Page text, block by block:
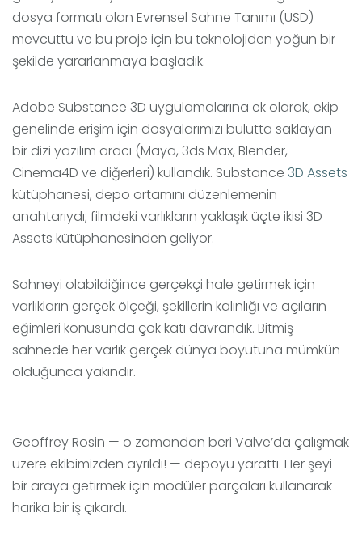
dosya formatı olan Evrensel Sahne Tanımı (USD)
mevcuttu ve bu proje için bu teknolojiden yoğun bir
şekilde yararlanmaya başladık.
Adobe Substance 3D uygulamalarına ek olarak, ekip
genelinde erişim için dosyalarımızı bulutta saklayan
bir dizi yazılım aracı (Maya, 3ds Max, Blender,
Cinema4D ve diğerleri) kullandık. Substance 3D Assets
kütüphanesi, depo ortamını düzenlemenin
anahtarıydı; filmdeki varlıkların yaklaşık üçte ikisi 3D
Assets kütüphanesinden geliyor.
Sahneyi olabildiğince gerçekçi hale getirmek için
varlıkların gerçek ölçeği, şekillerin kalınlığı ve açıların
eğimleri konusunda çok katı davrandık. Bitmiş
sahnede her varlık gerçek dünya boyutuna mümkün
olduğunca yakındır.
Geoffrey Rosin — o zamandan beri Valve’da çalışmak
üzere ekibimizden ayrıldı! — depoyu yarattı. Her şeyi
bir araya getirmek için modüler parçaları kullanarak
harika bir iş çıkardı.